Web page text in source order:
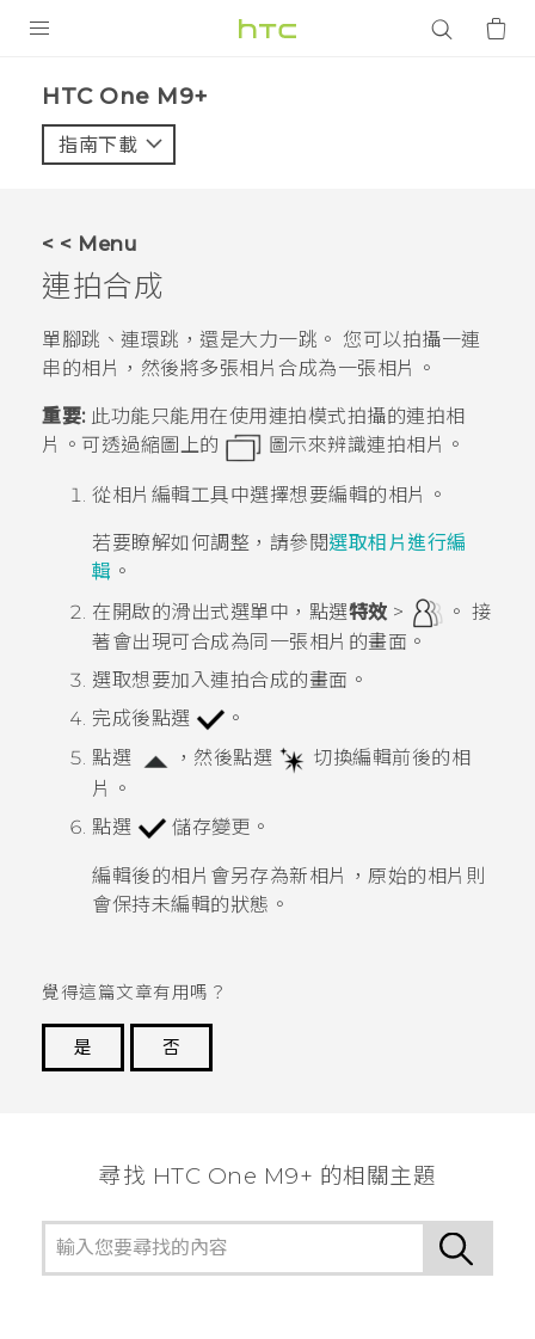
VIVE
應用程式
支援服務
HTC One M9+‎
指南下載
< < Menu
連拍合成
單腳跳、連環跳，還是大力一跳。 您可以拍攝一連
串的相片，然後將多張相片合成為一張相片。
重要:此功能只能用在使用連拍模式拍攝的連拍相
片。可透過縮圖上的
圖示來辨識連拍相片。
從相片編輯工具中選擇想要編輯的相片。
若要瞭解如何調整，請參閱選取相片進行編
輯 。
在開啟的滑出式選單中，點選特效 > 。 接
著會出現可合成為同一張相片的畫面。
選取想要加入連拍合成的畫面。
完成後點選
。
點選
，然後點選
切換編輯前後的相
片。
點選
儲存變更。
編輯後的相片會另存為新相片，原始的相片則
會保持未編輯的狀態。
覺得這篇文章有用嗎？
是
否
尋找 HTC One M9+ 的相關主題